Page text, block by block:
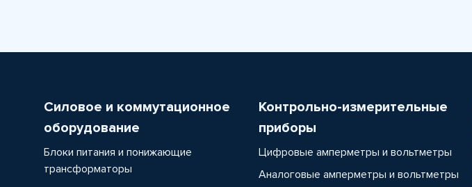
Силовое и коммутационное
оборудование
Блоки питания и понижающие
трансформаторы
Контрольно-измерительные
приборы
Цифровые амперметры и вольтметры
Аналоговые амперметры и вольтметры